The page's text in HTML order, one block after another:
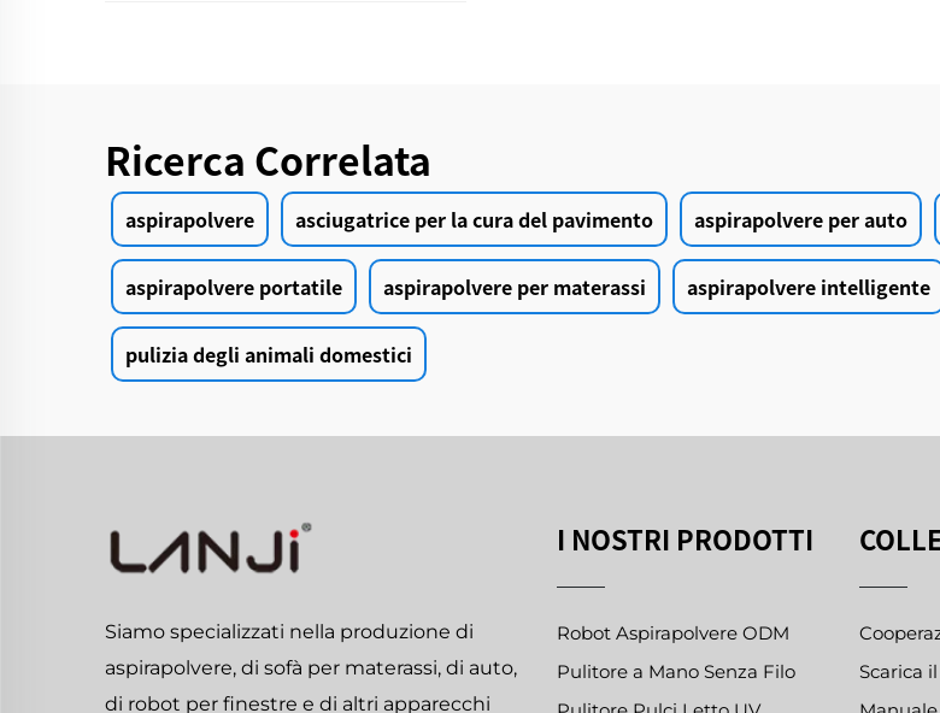
Ricerca Correlata
aspirapolvere asciugatrice per la cura del pavimento aspirapolvere per auto
aspirapolvere portatile aspirapolvere per materassi aspirapolvere intelligente
pulizia degli animali domestici
Siamo specializzati nella produzione di
aspirapolvere, di sofà per materassi, di auto,
di robot per finestre e di altri apparecchi
I NOSTRI PRODOTTI
Robot Aspirapolvere ODM
Pulitore a Mano Senza Filo
Scarica